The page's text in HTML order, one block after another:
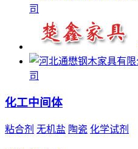
司
司
化工中间体
粘合剂 无机盐 陶瓷 化学试剂